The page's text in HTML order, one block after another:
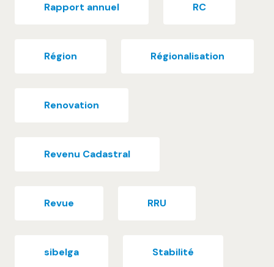
Rapport annuel RC
Région Régionalisation
Renovation
Revenu Cadastral
Revue RRU
sibelga Stabilité